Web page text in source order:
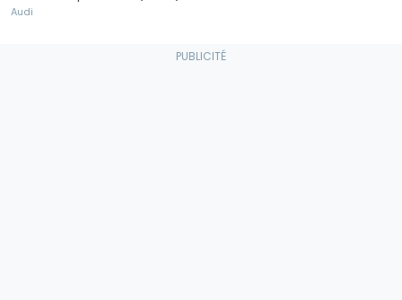
Audi